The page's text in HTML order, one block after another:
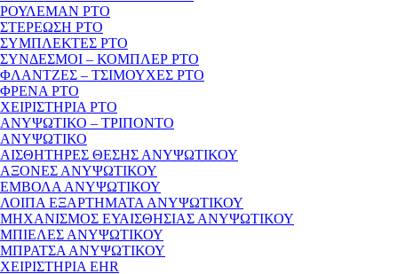
ΡΟΥΛΕΜΑΝ PTO
ΣΤΕΡΕΩΣΗ PTO
ΣΥΜΠΛΕΚΤΕΣ PTO
ΣΥΝΔΕΣΜΟΙ – ΚΟΜΠΛΕΡ PTO
ΦΛΑΝΤΖΕΣ – ΤΣΙΜΟΥΧΕΣ PTO
ΦΡΕΝΑ PTO
ΧΕΙΡΙΣΤΗΡΙΑ PTO
ΑΝΥΨΩΤΙΚΟ – ΤΡΙΠΟΝΤΟ
ΑΝΥΨΩΤΙΚΟ
ΑΙΣΘΗΤΗΡΕΣ ΘΕΣΗΣ ΑΝΥΨΩΤΙΚΟΥ
ΑΞΟΝΕΣ ΑΝΥΨΩΤΙΚΟΥ
ΕΜΒΟΛΑ ΑΝΥΨΩΤΙΚΟΥ
ΛΟΙΠΑ ΕΞΑΡΤΗΜΑΤΑ ΑΝΥΨΩΤΙΚΟΥ
ΜΗΧΑΝΙΣΜΟΣ ΕΥΑΙΣΘΗΣΙΑΣ ΑΝΥΨΩΤΙΚΟΥ
ΜΠΙΕΛΕΣ ΑΝΥΨΩΤΙΚΟΥ
ΜΠΡΑΤΣΑ ΑΝΥΨΩΤΙΚΟΥ
ΧΕΙΡΙΣΤΗΡΙΑ EHR